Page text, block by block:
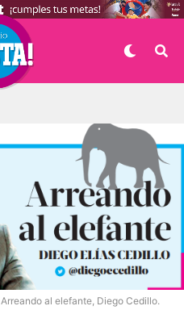
Arreando al elefante, Diego Cedillo.